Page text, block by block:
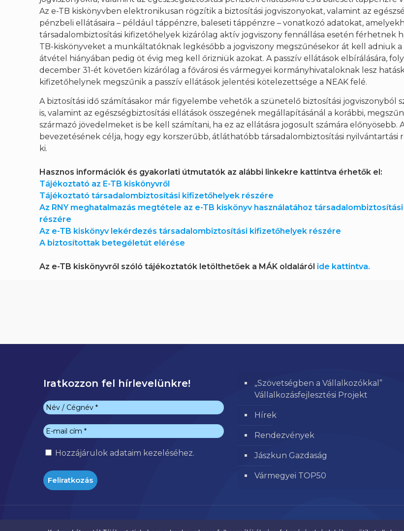
Az e-TB kiskönyvben elektronikusan rögzítik a biztosítási jogviszonyokat, valamint az
pénzbeli ellátásaira – például táppénzre, baleseti táppénzre – vonatkozó adatokat,
társadalombiztosítási kifizetőhelyek kizárólag aktív jogviszony fennállása esetén férhetnek
TB-kiskönyveket a munkáltatóknak legkésőbb a jogviszony megszűnésekor át kell adniuk
átvétel hiányában pedig öt évig meg kell őrizniük azokat. A passzív ellátások elbírálására,
december 31-ét követően kizárólag a fővárosi és vármegyei kormányhivataloknak lesz
kifizetőhelynek megszűnik a passzív ellátások jelentési kötelezettsége a NEAK felé.
A biztosítási idő számításakor már figyelembe vehetők a szünetelő biztosítási jogviszonyból
is, valamint az egészségbiztosítási ellátások összegének megállapításánál a korábbi,
származó jövedelmeket is be kell számítani, ha ez az ellátásra jogosult számára előnyösebb.
bevezetésének célja, hogy egy korszerűbb, átláthatóbb társadalombiztosítási nyilvántartási
ki.
Hasznos információk és gyakorlati útmutatók az alábbi linkekre kattintva érhetők el:
Tájékoztató az E-TB kiskönyvről
Tájékoztató társadalombiztosítási kifizetőhelyek részére
Az RNY meghatalmazás megtétele az e-TB kiskönyv használatához
részére
Az e-TB kiskönyv lekérdezés társadalombiztosítási kifizetőhelyek részére
A biztosítottak betegéletút elérése
Az e-TB kiskönyvről szóló tájékoztatók letölthetőek a MÁK oldaláról ide kattintva.
Iratkozzon fel hírlevelünkre!
Hozzájárulokadataim kezeléséhez.
„Szövetségben a Vállalkozókkal”
Vállalkozásfejlesztési Projekt
Hírek
Rendezvények
Jászkun Gazdaság
Vármegyei TOP50